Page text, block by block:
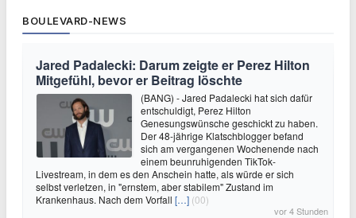
BOULEVARD-NEWS
Jared Padalecki: Darum zeigte er Perez Hilton
Mitgefühl, bevor er Beitrag löschte
(BANG) - Jared Padalecki hat sich dafür
entschuldigt, Perez Hilton
Genesungswünsche geschickt zu haben.
Der 48-jährige Klatschblogger befand
sich am vergangenen Wochenende nach
einem beunruhigenden TikTok-
Livestream, in dem es den Anschein hatte, als würde er sich
selbst verletzen, in "ernstem, aber stabilem" Zustand im
Krankenhaus. Nach dem Vorfall […] (00)
vor 4 Stunden